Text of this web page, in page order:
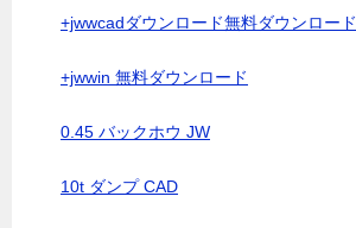
+jwwcadダウンロード無料ダウンロード
+jwwin 無料ダウンロード
0.45 バックホウ JW
10t ダンプ CAD